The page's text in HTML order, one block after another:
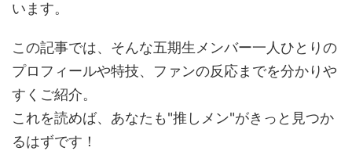
います。
この記事では、そんな五期生メンバー一人ひとりの
プロフィールや特技、ファンの反応までを分かりや
すくご紹介。
これを読めば、あなたも"推しメン"がきっと見つか
るはずです！